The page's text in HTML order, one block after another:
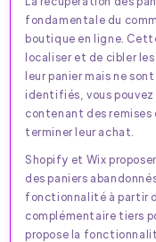
fondamentale du
boutique en ligne.
localiser et de cibler
leur panier mais ne
identifiés, vous
contenant des
terminer leur achat.
Shopify et Wix
des paniers
fonctionnalité à partir
complémentaire tiers
propose la